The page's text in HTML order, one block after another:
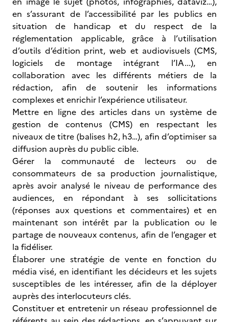
en s’assurant de l’accessibilité par les publics en
situation de handicap et du respect de la
réglementation applicable, grâce à l’utilisation
d’outils d’édition print, web et audiovisuels (CMS,
logiciels de montage intégrant l’IA...), en
collaboration avec les différents métiers de la
rédaction, afin de soutenir les informations
complexes et enrichir l’expérience utilisateur.
Mettre en ligne des articles dans un système de
gestion de contenus (CMS) en respectant les
niveaux de titre (balises h2, h3…), afin d’optimiser sa
diffusion auprès du public cible.
Gérer la communauté de lecteurs ou de
consommateurs de sa production journalistique,
après avoir analysé le niveau de performance des
audiences, en répondant à ses sollicitations
(réponses aux questions et commentaires) et en
maintenant son intérêt par la publication ou le
partage de nouveaux contenus, afin de l’engager et
la fidéliser.
Élaborer une stratégie de vente en fonction du
média visé, en identifiant les décideurs et les sujets
susceptibles de les intéresser, afin de la déployer
auprès des interlocuteurs clés.
Constituer et entretenir un réseau professionnel de